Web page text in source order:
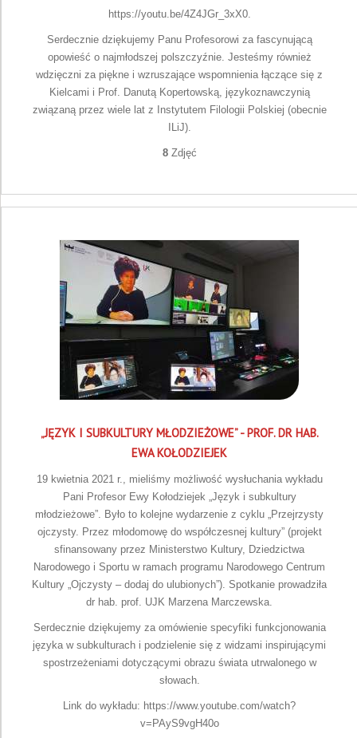
https://youtu.be/4Z4JGr_3xX0.
Serdecznie dziękujemy Panu Profesorowi za fascynującą
opowieść o najmłodszej polszczyźnie. Jesteśmy również
wdzięczni za piękne i wzruszające wspomnienia łączące się z
Kielcami i Prof. Danutą Kopertowską, językoznawczynią
związaną przez wiele lat z Instytutem Filologii Polskiej (obecnie
ILiJ).
8Zdjęć
„JĘZYK I SUBKULTURY MŁODZIEŻOWE” - PROF. DR HAB.
EWA KOŁODZIEJEK
19 kwietnia 2021 r., mieliśmy możliwość wysłuchania wykładu
Pani Profesor Ewy Kołodziejek „Język i subkultury
młodzieżowe”. Było to kolejne wydarzenie z cyklu „Przejrzysty
ojczysty. Przez młodomowę do współczesnej kultury” (projekt
sfinansowany przez Ministerstwo Kultury, Dziedzictwa
Narodowego i Sportu w ramach programu Narodowego Centrum
Kultury „Ojczysty – dodaj do ulubionych”). Spotkanie prowadziła
dr hab. prof. UJK Marzena Marczewska.
Serdecznie dziękujemy za omówienie specyfiki funkcjonowania
języka w subkulturach i podzielenie się z widzami inspirującymi
spostrzeżeniami dotyczącymi obrazu świata utrwalonego w
słowach.
Link do wykładu: https://www.youtube.com/watch?
v=PAyS9vgH40o